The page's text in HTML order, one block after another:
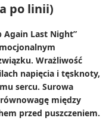
po linii)
Again Last Night”
Wrażliwość
napięcia i tęsknoty,
sercu. Surowa
między
przed puszczeniem.